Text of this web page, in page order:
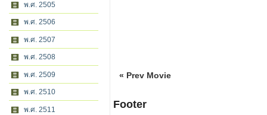
พ.ศ. 2505
พ.ศ. 2506
พ.ศ. 2507
พ.ศ. 2508
พ.ศ. 2509
พ.ศ. 2510
พ.ศ. 2511
« Prev Movie
Footer